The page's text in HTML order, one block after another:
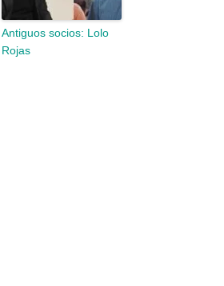
Antiguos socios: Lolo
Rojas